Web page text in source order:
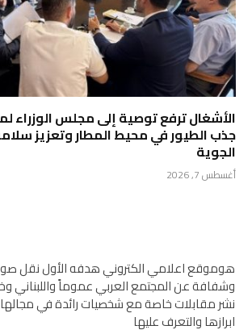
الأشغال ترفع توصية إلى مجلس الوزراء
جذب الطيور في محيط المطار وتعزيز
الجوية
أغسطس 7, 2026
هوموقع اعلامي الكتروني هدفه الأول نقل
وشفافة عن المجتمع العربي عموماً واللبناني
نشر مقابلات خاصة مع شخصيات رائدة في
ابرازها والتعرف عليها